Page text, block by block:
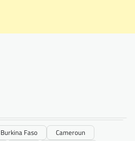
Burkina Faso
Cameroun